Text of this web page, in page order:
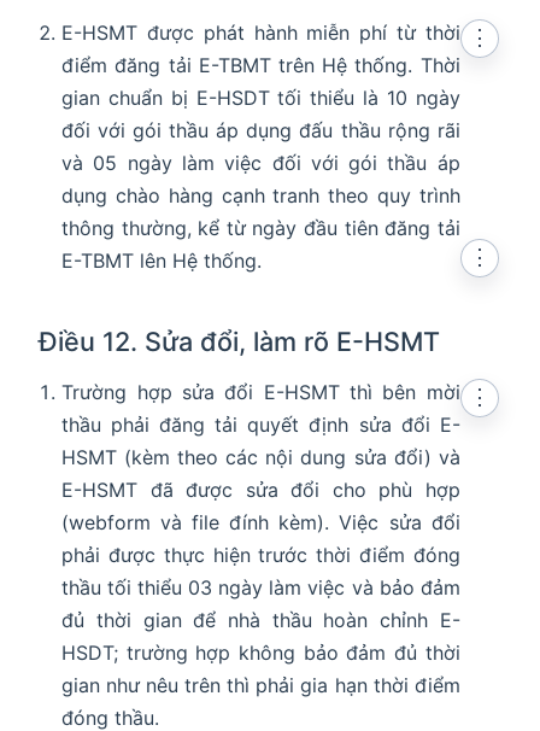
E-HSMT được phát hành miễn phí từ thời
điểm đăng tải E-TBMT trên Hệ thống. Thời
gian chuẩn bị E-HSDT tối thiểu là 10 ngày
đối với gói thầu áp dụng đấu thầu rộng rãi
và 05 ngày làm việc đối với gói thầu áp
dụng chào hàng cạnh tranh theo quy trình
thông thường, kể từ ngày đầu tiên đăng tải
E-TBMT lên Hệ thống.
⋮
Điều 12. Sửa đổi, làm rõ E-HSMT
⋮
Trường hợp sửa đổi E-HSMT thì bên mời
thầu phải đăng tải quyết định sửa đổi E-
HSMT (kèm theo các nội dung sửa đổi) và
E-HSMT đã được sửa đổi cho phù hợp
(webform và file đính kèm). Việc sửa đổi
phải được thực hiện trước thời điểm đóng
thầu tối thiểu 03 ngày làm việc và bảo đảm
đủ thời gian để nhà thầu hoàn chỉnh E-
HSDT; trường hợp không bảo đảm đủ thời
gian như nêu trên thì phải gia hạn thời điểm
đóng thầu.
⋮